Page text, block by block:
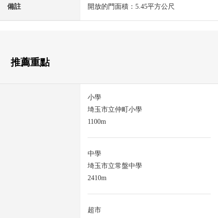
備註 開放的門面積：5.45平方公尺
推薦重點
小學
埼玉市立仲町小學
1100m
中學
埼玉市立常盤中學
2410m
超市